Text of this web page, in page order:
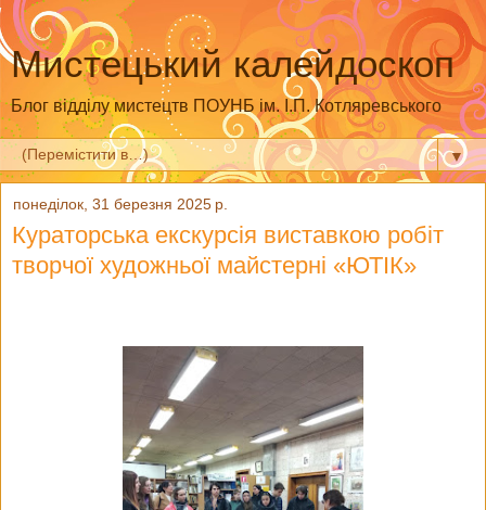
Мистецький калейдоскоп
Блог відділу мистецтв ПОУНБ ім. І.П. Котляревського
▼
понеділок, 31 березня 2025 р.
Кураторська екскурсія виставкою робіт
творчої художньої майстерні «ЮТІК»